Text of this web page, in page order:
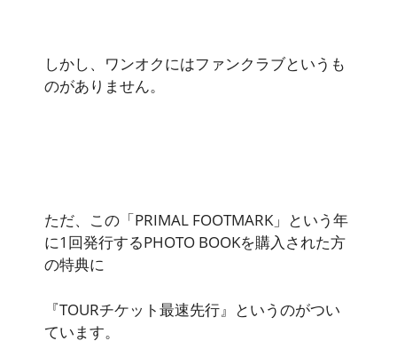
しかし、ワンオクにはファンクラブというも
のがありません。
ただ、この「PRIMAL FOOTMARK」という年
に1回発行するPHOTO BOOKを購入された方
の特典に
『TOURチケット最速先行』というのがつい
ています。